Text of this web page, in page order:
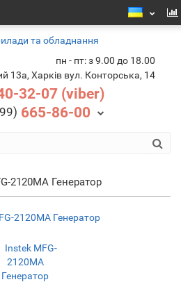
пн - пт: з 9.00 до 18.00
13а, Харків вул. Конторська, 14
32-07 (viber)
665-86-00
2120MA Генератор